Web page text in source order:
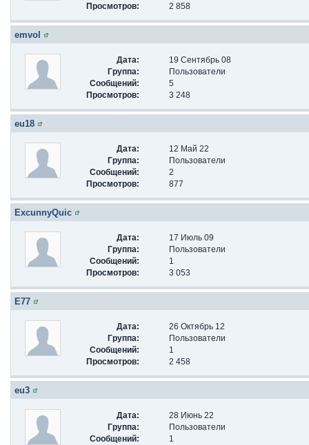
Просмотров:
2 858
emvol
Дата:
19 Сентябрь 08
Группа:
Пользователи
Сообщений:
5
Просмотров:
3 248
eu18
Дата:
12 Май 22
Группа:
Пользователи
Сообщений:
2
Просмотров:
877
ExcunnyQuic
Дата:
17 Июль 09
Группа:
Пользователи
Сообщений:
1
Просмотров:
3 053
E77
Дата:
26 Октябрь 12
Группа:
Пользователи
Сообщений:
1
Просмотров:
2 458
eu3
Дата:
28 Июнь 22
Группа:
Пользователи
Сообщений:
1